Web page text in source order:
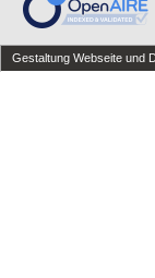
Gestaltung Webseite und